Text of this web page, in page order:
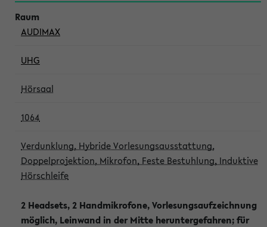
AUDIMAX
UHG
Hörsaal
1064
Verdunklung, Hybride Vorlesungsausstattung,
Doppelprojektion, Mikrofon, Feste Bestuhlung, Induktive
Hörschleife
2 Headsets, 2 Handmikrofone, Vorlesungsaufzeichnung
möglich, Leinwand in der Mitte heruntergefahren; für